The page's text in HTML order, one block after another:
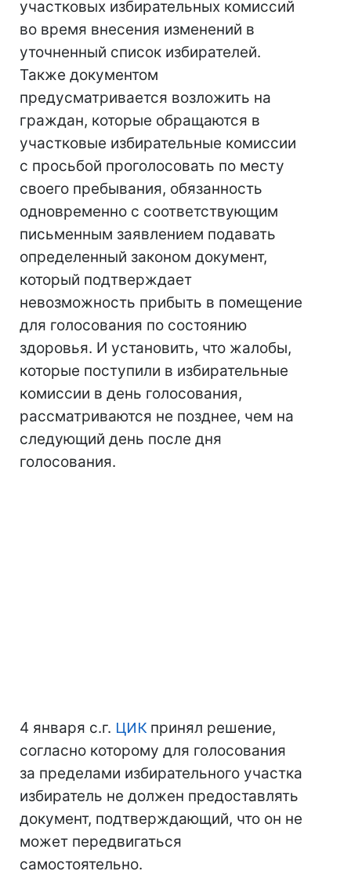
участковых избирательных комиссий
во время внесения изменений в
уточненный список избирателей.
Также документом
предусматривается возложить на
граждан, которые обращаются в
участковые избирательные комиссии
с просьбой проголосовать по месту
своего пребывания, обязанность
одновременно с соответствующим
письменным заявлением подавать
определенный законом документ,
который подтверждает
невозможность прибыть в помещение
для голосования по состоянию
здоровья. И установить, что жалобы,
которые поступили в избирательные
комиссии в день голосования,
рассматриваются не позднее, чем на
следующий день после дня
голосования.
4 января с.г. ЦИКпринял решение,
согласно которому для голосования
за пределами избирательного участка
избиратель не должен предоставлять
документ, подтверждающий, что он не
может передвигаться
самостоятельно.